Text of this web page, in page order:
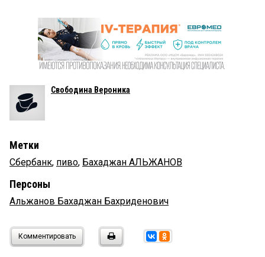
Свободина Вероника
Метки
Сбербанк, пиво, Бахаджан АЛЬЖАНОВ
Персоны
Альжанов Бахаджан Бахриденович
Комментировать